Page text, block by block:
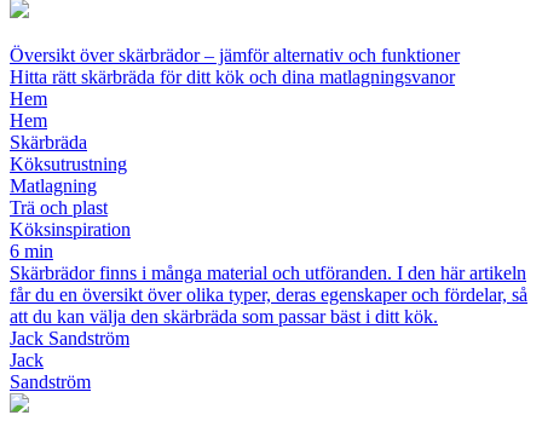
Översikt över skärbrädor – jämför alternativ och funktioner
Hitta rätt skärbräda för ditt kök och dina matlagningsvanor
Hem
Hem
Skärbräda
Köksutrustning
Matlagning
Trä och plast
Köksinspiration
6 min
Skärbrädor finns i många material och utföranden. I den här artikeln
får du en översikt över olika typer, deras egenskaper och fördelar, så
att du kan välja den skärbräda som passar bäst i ditt kök.
Jack Sandström
Jack
Sandström